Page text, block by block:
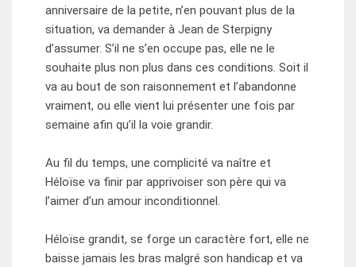
anniversaire de la petite, n’en pouvant plus de la
situation, va demander à Jean de Sterpigny
d’assumer. S’il ne s’en occupe pas, elle ne le
souhaite plus non plus dans ces conditions. Soit il
va au bout de son raisonnement et l’abandonne
vraiment, ou elle vient lui présenter une fois par
semaine afin qu’il la voie grandir.
Au fil du temps, une complicité va naître et
Héloïse va finir par apprivoiser son père qui va
l’aimer d’un amour inconditionnel.
Héloïse grandit, se forge un caractère fort, elle ne
baisse jamais les bras malgré son handicap et va